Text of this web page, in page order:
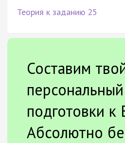
Теория к заданию 25
Составим
подготовки к
Абсолютно